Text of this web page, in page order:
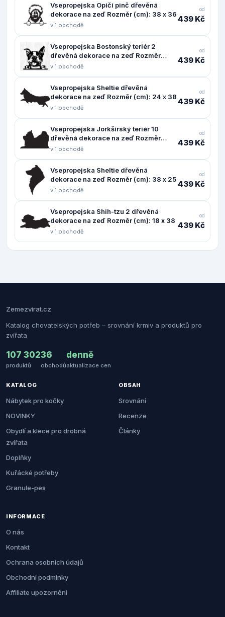
Vsepropejska Opičí pinč dřevěná
dekorace na zeď Rozměr (cm): 38 x 36
v 1 obchodě
od
439 Kč
Vsepropejska Bostonský teriér 2
dřevěná dekorace na zeď Rozměr
(cm): 37 x 38
v 1 obchodě
od
439 Kč
Vsepropejska Sheltie dřevěná
dekorace na zeď Rozměr (cm): 24 x 38
v 1 obchodě
od
439 Kč
Vsepropejska Jorkšírský teriér 10
dřevěná dekorace na zeď Rozměr
(cm): 24 x 38
v 1 obchodě
od
439 Kč
Vsepropejska Sheltie dřevěná
dekorace na zeď Rozměr (cm): 38 x 25
v 1 obchodě
od
439 Kč
Vsepropejska Shih-tzu 2 dřevěná
dekorace na zeď Rozměr (cm): 18 x 38
v 1 obchodě
od
439 Kč
Zemezvirat.cz
Katalog chovatelských potřeb – srovnání krmiv a produktů pro
zvířata
107 302
produktů
36
obchodů
denně
aktualizace cen
KATALOG
Nábytek pro kočky
NOVINKY
Obydlí a klece pro drobná
zvířata
Doplňky
Kuřácké potřeby
Granule-pes
OBSAH
Srovnání
Recenze
Články
INFORMACE
O nás
Kontakt
Ochrana osobních údajů
Obchodní podmínky
Affiliate upozornění